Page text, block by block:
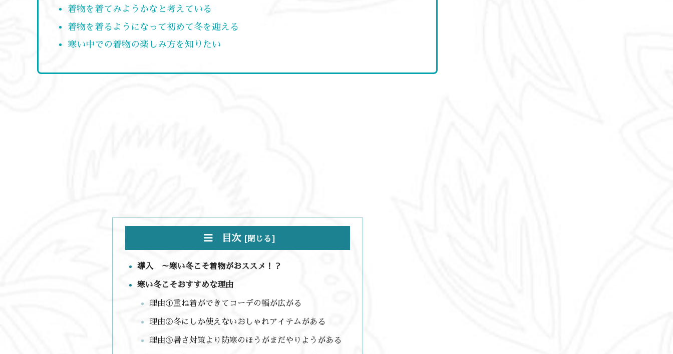
着物を着てみようかなと考えている
着物を着るようになって初めて冬を迎える
寒い中での着物の楽しみ方を知りたい
目次
導入 ～寒い冬こそ着物がおススメ！？
寒い冬こそおすすめな理由
理由①重ね着ができてコーデの幅が広がる
理由②冬にしか使えないおしゃれアイテムがある
理由③暑さ対策より防寒のほうがまだやりようがある